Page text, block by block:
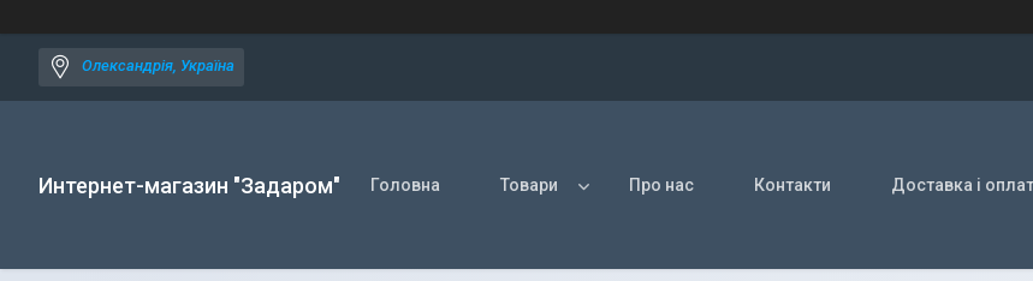
Олександрія, Україна
Интернет-магазин "Задаром" Головна Товари Про нас Контакти Доставка і